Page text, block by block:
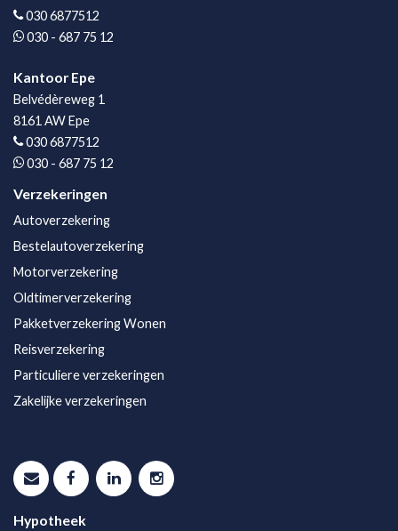
030 6877512
030 - 687 75 12
Kantoor Epe
Belvédèreweg 1
8161 AW Epe
030 6877512
030 - 687 75 12
Verzekeringen
Autoverzekering
Bestelautoverzekering
Motorverzekering
Oldtimerverzekering
Pakketverzekering Wonen
Reisverzekering
Particuliere verzekeringen
Zakelijke verzekeringen
Hypotheek